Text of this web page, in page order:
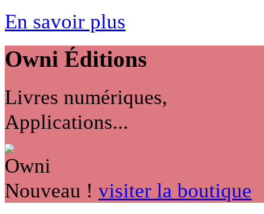
En savoir plus
Owni Éditions
Livres numériques,
Applications...
Nouveau ! visiter la boutique